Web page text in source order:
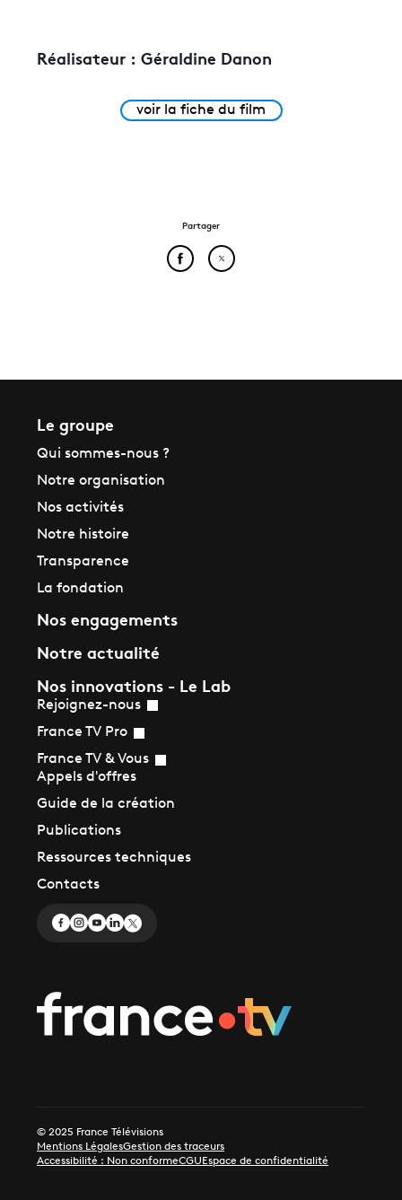
Réalisateur : Géraldine Danon
voir la fiche du film
Partager
Partager cet article sur
Partager cet article sur
Le groupe
Qui sommes-nous ?
Notre organisation
Nos activités
Notre histoire
Transparence
La fondation
Nos engagements
Notre actualité
Nos innovations - Le Lab
Rejoignez-nous
France TV Pro
France TV & Vous
Appels d'offres
Guide de la création
Publications
Ressources techniques
Contacts
© 2025 France Télévisions
Mentions LégalesGestion des traceurs
Accessibilité : Non conformeCGU Espace de confidentialité